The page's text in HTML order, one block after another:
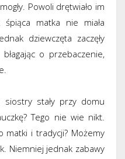
Powoli drętwiało im
śpiąca matka nie miała
dziewczęta zaczęły
o przebaczenie,
siostry stały przy domu
Tego nie wie nikt.
matki i tradycji? Możemy
Niemniej jednak zabawy